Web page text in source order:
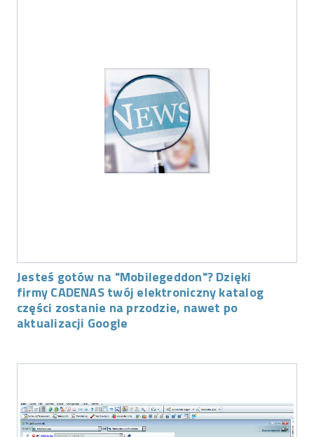
Jesteś gotów na "Mobilegeddon"? Dzięki
firmy CADENAS twój elektroniczny katalog
części zostanie na przodzie, nawet po
aktualizacji Google